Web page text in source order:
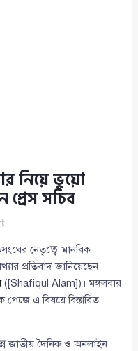
নিয়ে ভুয়ো
প্রেস সচিব
নেতৃত্বে ‘মানবিক
প্রতিবাদ জানিয়েছেন
([Shafiqul Alam])। মঙ্গলবার
এ বিষয়ে বিস্তারিত
জাতীয় দৈনিক ও অনলাইন